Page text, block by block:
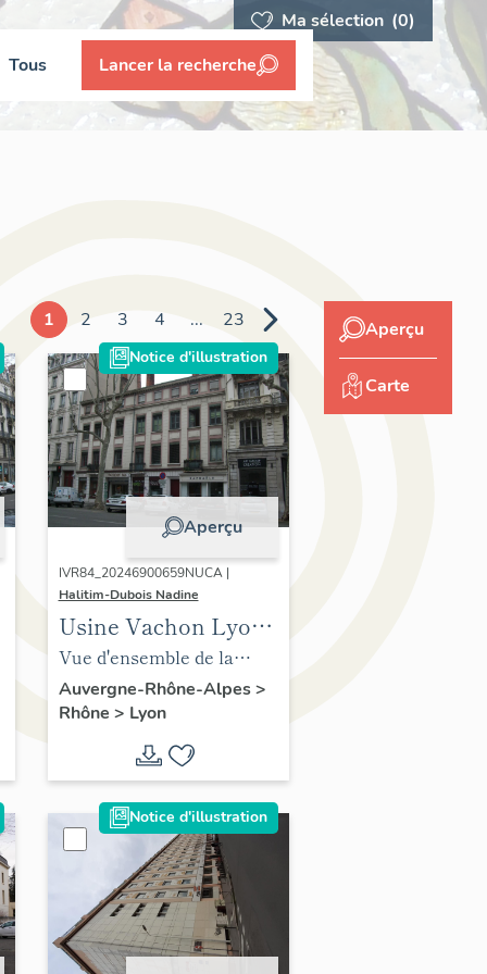
Ma sélection (0)
Tous
Lancer la recherche
1 2 3 4 ... 23
Notice d'illustration
Aperçu
IVR84_20246900659NUCA |
Halitim-Dubois Nadine
Usine Vachon Lyon
3e
Vue d'ensemble de la
société Vachon
Auvergne-Rhône-Alpes>
Rhône > Lyon
Notice d'illustration
Aperçu
Carte